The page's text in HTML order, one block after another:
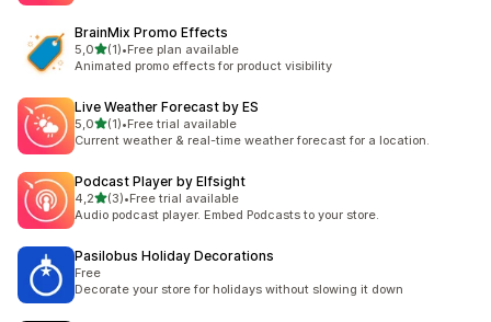
BrainMix Promo Effects
5,05 yıldız üzerinden
(1)
toplam 1 değerlendirme
•Free plan available
Animated promo effects for product visibility
Live Weather Forecast by ES
5,05 yıldız üzerinden
(1)
toplam 1 değerlendirme
•Free trial available
Current weather & real-time weather forecast for a location.
Podcast Player by Elfsight
4,25 yıldız üzerinden
(3)
toplam 3 değerlendirme
•Free trial available
Audio podcast player. Embed Podcasts to your store.
Pasilobus Holiday Decorations
Free
Decorate your store for holidays without slowing it down